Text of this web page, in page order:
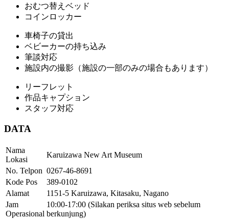
おむつ替えベッド
コインロッカー
車椅子の貸出
ベビーカーの持ち込み
筆談対応
施設内の撮影（施設の一部のみの場合もあります）
リーフレット
作品キャプション
スタッフ対応
DATA
Nama
Lokasi
Karuizawa New Art Museum
No. Telpon 0267-46-8691
Kode Pos
389-0102
Alamat
1151-5 Karuizawa, Kitasaku, Nagano
Jam
Operasional
10:00-17:00 (Silakan periksa situs web sebelum
berkunjung)